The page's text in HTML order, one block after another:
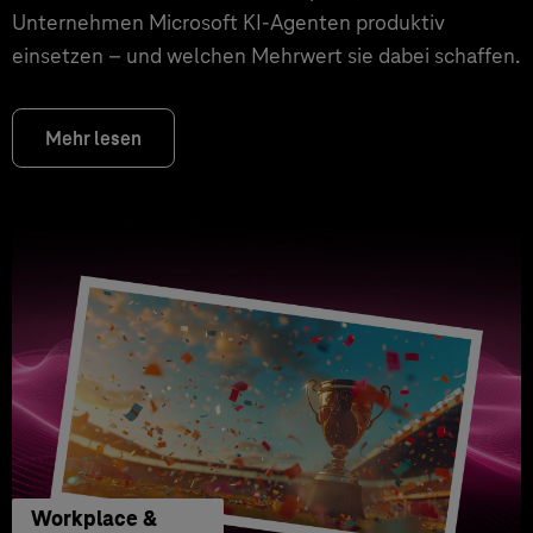
Unternehmen Microsoft KI-Agenten produktiv
einsetzen – und welchen Mehrwert sie dabei schaffen.
Mehr lesen
Workplace &